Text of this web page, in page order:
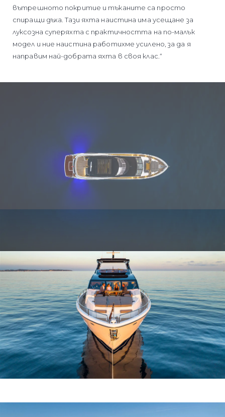
вътрешното покритие и тъканите са просто
спиращи дъха. Тази яхта наистина има усещане за
луксозна суперяхта с практичността на по-малък
модел и ние наистина работихме усилено, за да я
направим най-добрата яхта в своя клас.“